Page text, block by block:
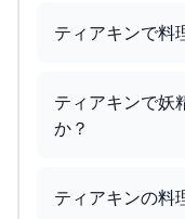
ティアキンで料
ティアキンで妖
か？
ティアキンの料